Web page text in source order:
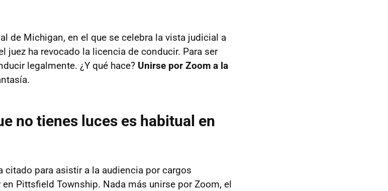
de Michigan, en el que se celebra la vista judicial a
juez ha revocado la licencia de conducir. Para ser
legalmente. ¿Y qué hace? Unirse por Zoom a la
no tienes luces es habitual en
citado para asistir a la audiencia por cargos
Pittsfield Township. Nada más unirse por Zoom, el